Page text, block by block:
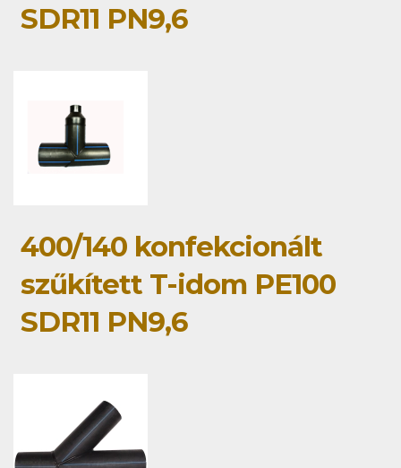
SDR11 PN9,6
400/140 konfekcionált
szűkített T-idom PE100
SDR11 PN9,6